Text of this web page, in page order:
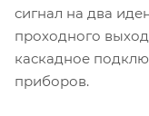
сигнал на два
проходного
каскадное
приборов.